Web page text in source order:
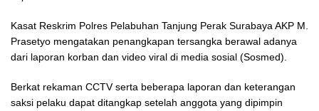
Kasat Reskrim Polres Pelabuhan Tanjung Perak Surabaya AKP M.
Prasetyo mengatakan penangkapan tersangka berawal adanya
dari laporan korban dan video viral di media sosial (Sosmed).
Berkat rekaman CCTV serta beberapa laporan dan keterangan
saksi pelaku dapat ditangkap setelah anggota yang dipimpin